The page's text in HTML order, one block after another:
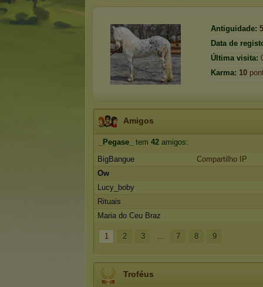
Antiguidade:
Data de
Última visita:
Karma: 10
Amigos
_Pegase_ tem 42 amigos:
BigBangue
Compartilho IP
Ow
Lucy_boby
Rituais
Maria do Ceu Braz
1 2 3 ... 7 8 9
Troféus